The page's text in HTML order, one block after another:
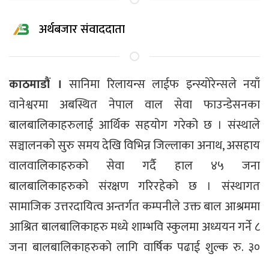
अर्थबजार संवाददाता
काठमाडौं । सानिमा रिलायन्स लाईफ इन्स्योरेन्सले नयाँ
वानेश्वरमा अबस्थित नेपाल वाल सेवा फाउन्डेसनका
बालबालिकाहरुलाई आर्थिक सहयोग गरेको छ । संस्थाले
सञ्चालनको सुरु समय देखि विभिन्न जिल्लाका अनाथ, असहाय
वालवालिकाहरुको सेवा गर्दै हाल ४५ जना
बालबालिकाहरुको संरक्षण गरिरहेको छ । संस्थागत
सामाजिक उत्तरदायित्व अन्तर्गत कम्पनीले उक्त बाल आश्रममा
आश्रित बालबालिकाहरु मध्ये शाम्भवि स्कुलमा अध्ययन गर्ने ८
जना बालबालिकाहरुको लागि वार्षिक पढाई शुल्क रु. ३०